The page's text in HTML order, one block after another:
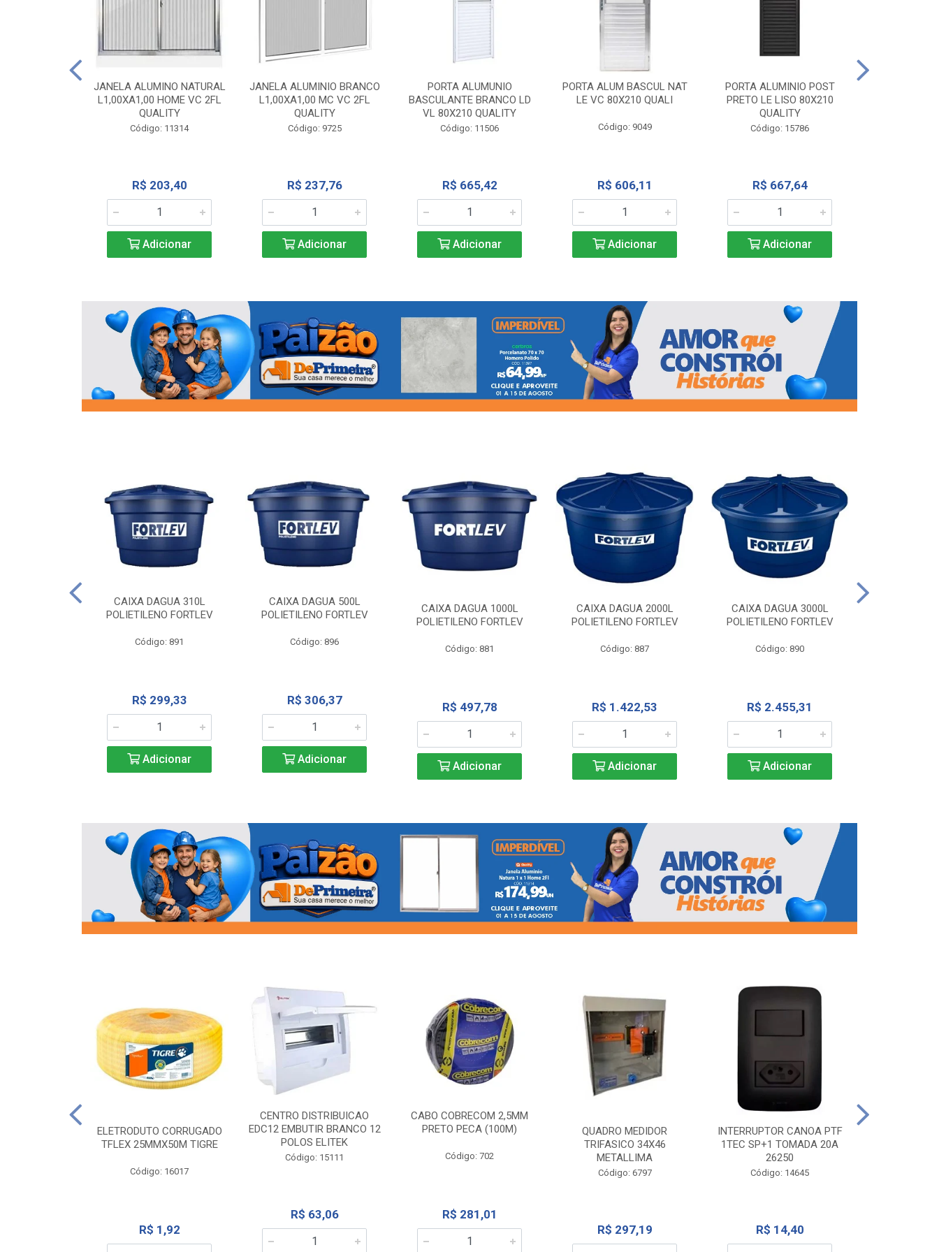
JANELA ALUMINO NATURAL
L1,00XA1,00 HOME VC 2FL
QUALITY
Código: 11314
R$ 203,40
Adicionar
JANELA ALUMINIO BRANCO
L1,00XA1,00 MC VC 2FL
QUALITY
Código: 9725
R$ 237,76
Adicionar
PORTA ALUMUNIO
BASCULANTE BRANCO LD
VL 80X210 QUALITY
Código: 11506
R$ 665,42
Adicionar
PORTA ALUM BASCUL NAT
LE VC 80X210 QUALI
Código: 9049
R$ 606,11
Adicionar
PORTA ALUMINIO POST
PRETO LE LISO 80X210
QUALITY
Código: 15786
R$ 667,64
Adicionar
CAIXA DAGUA 310L
POLIETILENO FORTLEV
Código: 891
R$ 299,33
Adicionar
CAIXA DAGUA 500L
POLIETILENO FORTLEV
Código: 896
R$ 306,37
Adicionar
CAIXA DAGUA 1000L
POLIETILENO FORTLEV
Código: 881
R$ 497,78
Adicionar
CAIXA DAGUA 2000L
POLIETILENO FORTLEV
Código: 887
R$ 1.422,53
Adicionar
CAIXA DAGUA 3000L
POLIETILENO FORTLEV
Código: 890
R$ 2.455,31
Adicionar
ELETRODUTO CORRUGADO
TFLEX 25MMX50M TIGRE
Código: 16017
R$ 1,92
CENTRO DISTRIBUICAO
EDC12 EMBUTIR BRANCO 12
POLOS ELITEK
Código: 15111
R$ 63,06
CABO COBRECOM 2,5MM
PRETO PECA (100M)
Código: 702
R$ 281,01
QUADRO MEDIDOR
TRIFASICO 34X46
METALLIMA
Código: 6797
R$ 297,19
INTERRUPTOR CANOA PTF
1TEC SP+1 TOMADA 20A
26250
Código: 14645
R$ 14,40